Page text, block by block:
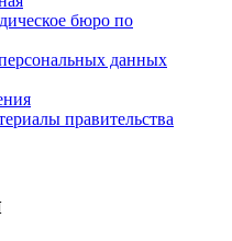
бюро по
данных
правительства